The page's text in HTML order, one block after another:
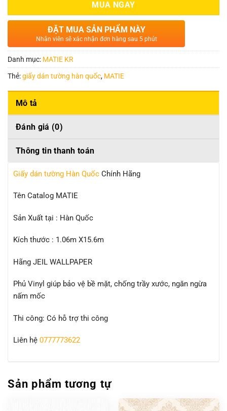
MUA NGAY
ĐẶT MUA SẢN PHẨM NÀY
Nhân viên sẽ xác nhận đơn hàng sau 5 phút
Danh mục: MATIE KR
Thẻ:giấy dán tường hàn quốc, MATIE
Mô tả
Đánh giá (0)
Thông tin thanh toán
Giấy dán tường Hàn Quốc Chính Hãng
Tên Catalog MATIE
Sản Xuất tại : Hàn Quốc
Kích thước : 1.06m X15.6m
Hãng JEIL WALLPAPER
Phủ Vinyl giúp bảo vệ bề mặt, chống trầy xước, ngăn ngừa
nấm mốc
Thi công: Có hỗ trợ thi công
Liên hệ 0777773622
Sản phẩm tương tự